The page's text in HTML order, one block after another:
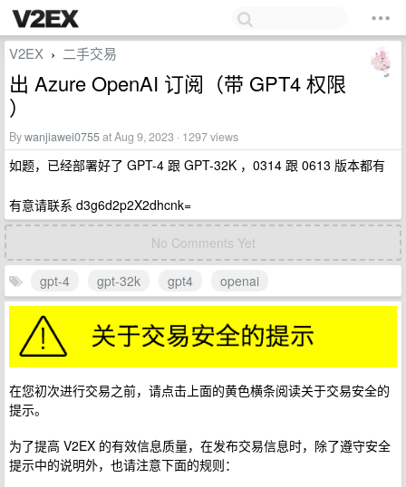
V2EX › 二手交易
出 Azure OpenAI 订阅（带 GPT4 权限
）
Bywanjiawei0755at Aug 9, 2023 · 1297 views
如题，已经部署好了 GPT-4 跟 GPT-32K ，0314 跟 0613 版本都有
有意请联系 d3g6d2p2X2dhcnk=
No Comments Yet
gpt-4 gpt-32k gpt4 openai
在您初次进行交易之前，请点击上面的黄色横条阅读关于交易安全的
提示。
为了提高 V2EX 的有效信息质量，在发布交易信息时，除了遵守安全
提示中的说明外，也请注意下面的规则：